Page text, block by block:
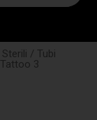
/ Tubi
3